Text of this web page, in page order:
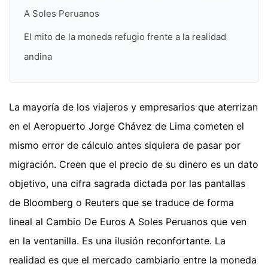
A Soles Peruanos
El mito de la moneda refugio frente a la realidad
andina
La mayoría de los viajeros y empresarios que aterrizan
en el Aeropuerto Jorge Chávez de Lima cometen el
mismo error de cálculo antes siquiera de pasar por
migración. Creen que el precio de su dinero es un dato
objetivo, una cifra sagrada dictada por las pantallas
de Bloomberg o Reuters que se traduce de forma
lineal al Cambio De Euros A Soles Peruanos que ven
en la ventanilla. Es una ilusión reconfortante. La
realidad es que el mercado cambiario entre la moneda